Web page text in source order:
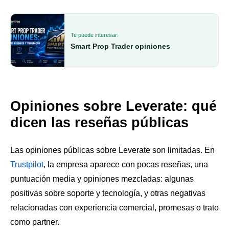
Te puede interesar:
Smart Prop Trader opiniones
Opiniones sobre Leverate: qué
dicen las reseñas públicas
Las opiniones públicas sobre Leverate son limitadas. En
Trustpilot, la empresa aparece con pocas reseñas, una
puntuación media y opiniones mezcladas: algunas
positivas sobre soporte y tecnología, y otras negativas
relacionadas con experiencia comercial, promesas o trato
como partner.